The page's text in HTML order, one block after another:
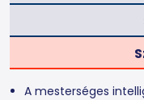
A mesterséges